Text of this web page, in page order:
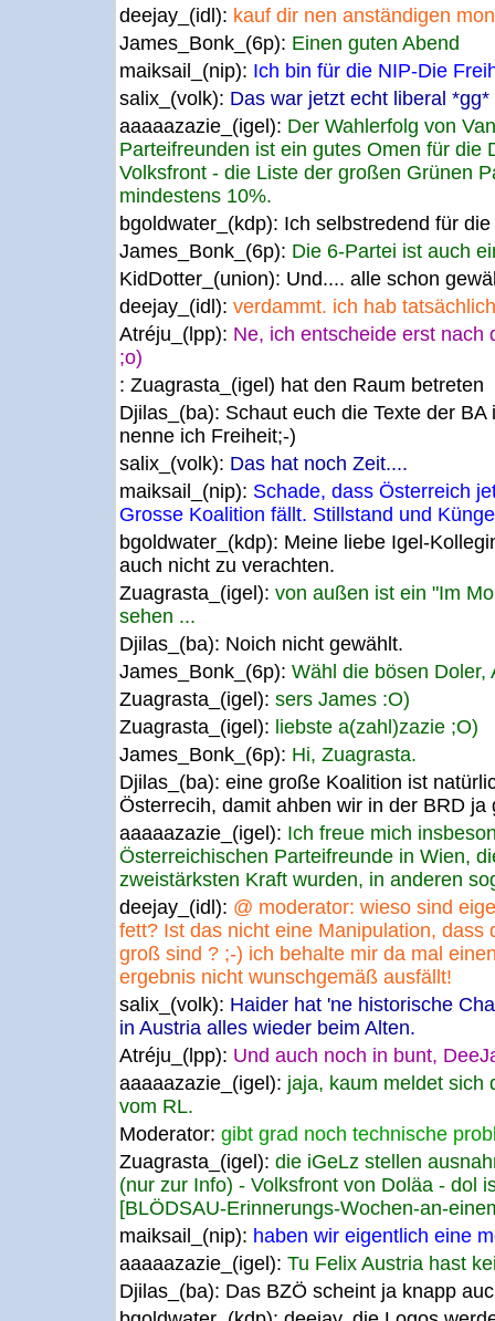
deejay_(idl): kauf dir nen anständigen
James_Bonk_(6p): Einen guten Abend
maiksail_(nip): Ich bin für die NIP-Die
salix_(volk): Das war jetzt echt liberal *gg*
aaaaazazie_(igel): Der Wahlerfolg von
Parteifreunden ist ein gutes Omen für die
Volksfront - die Liste der großen Grünen
mindestens 10%.
bgoldwater_(kdp): Ich selbstredend für
James_Bonk_(6p): Die 6-Partei ist auch
KidDotter_(union): Und.... alle schon
deejay_(idl): verdammt. ich hab
Atréju_(lpp): Ne, ich entscheide erst nach
;o)
: Zuagrasta_(igel) hat den Raum betreten
Djilas_(ba): Schaut euch die Texte der
nenne ich Freiheit;-)
salix_(volk): Das hat noch Zeit....
maiksail_(nip): Schade, dass Österreich
Grosse Koalition fällt. Stillstand und
bgoldwater_(kdp): Meine liebe Igel-
auch nicht zu verachten.
Zuagrasta_(igel): von außen ist ein "Im
sehen ...
Djilas_(ba): Noich nicht gewählt.
James_Bonk_(6p): Wähl die bösen Doler,
Zuagrasta_(igel): sers James :O)
Zuagrasta_(igel): liebste a(zahl)zazie ;O)
James_Bonk_(6p): Hi, Zuagrasta.
Djilas_(ba): eine große Koalition ist
Österrecih, damit ahben wir in der BRD ja
aaaaazazie_(igel): Ich freue mich
Österreichischen Parteifreunde in Wien,
zweistärksten Kraft wurden, in anderen
deejay_(idl): @ moderator: wieso sind
fett? Ist das nicht eine Manipulation, dass
groß sind ? ;-) ich behalte mir da mal
ergebnis nicht wunschgemäß ausfällt!
salix_(volk): Haider hat 'ne historische
in Austria alles wieder beim Alten.
Atréju_(lpp): Und auch noch in bunt,
aaaaazazie_(igel): jaja, kaum meldet sich
vom RL.
Moderator: gibt grad noch technische
Zuagrasta_(igel): die iGeLz stellen
(nur zur Info) - Volksfront von Doläa - dol
[BLÖDSAU-Erinnerungs-Wochen-an-
maiksail_(nip): haben wir eigentlich eine
aaaaazazie_(igel): Tu Felix Austria hast
Djilas_(ba): Das BZÖ scheint ja knapp